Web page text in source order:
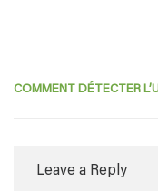
COMMENT DÉTECTER
Leave a Reply